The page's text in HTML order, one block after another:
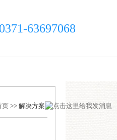
63697068
页 >> 解决方案